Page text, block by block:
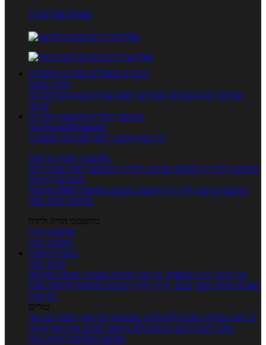
אפליקציית Foods
מוצרים ומאכלים מוצרים ומאכלים
מילון האוכל
תפריטי תזונה ערכים תזונתיים חיפוש ע"פ רכיבים מכילים הכי
הרבה
מחשבון קלוריות מחשבון קלוריות
מנוי FoodsDictionary
5 ימי ניסיון חינם - לחצו לפרטים נוספים
מחשבוני תזונה ובריאות
מחשבון קלוריות מחשבון שריפת קלוריות מחשבון דופק מטרה יחס
מותניים לירכיים
מחשבון BMI
מחשבון צריכת קלוריות מחשבון מינונים מומלצים
מחשבון אחוז שומן
מחשבוני הריון ולידה
מחשבון הריון
מחשבון ביוץ
כתבות כתבות
ערוצי תוכן
איך להכין בית ומשפחה בריאות מחלות ובעיות רפואה משלימה
ספורט וכושר גופני נשים, הריון ולידה טיפים והמלצות חדשות אוכל
ובריאות
טורים
בריאות בצלחת טעים ללא גלוטן טבעונות לבריאות לבשל כמו שף
תזונה לבטן רגועה מרזים ללא דיאטה מזיזים את הגוף הרזיה
ורפואה משלימה גורמה ביתי